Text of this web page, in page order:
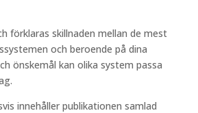
förklaras skillnaden mellan de mest
och beroende på dina
önskemål kan olika system passa
innehåller publikationen samlad